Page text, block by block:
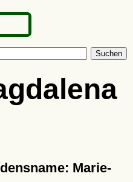
Suchen
Marie-